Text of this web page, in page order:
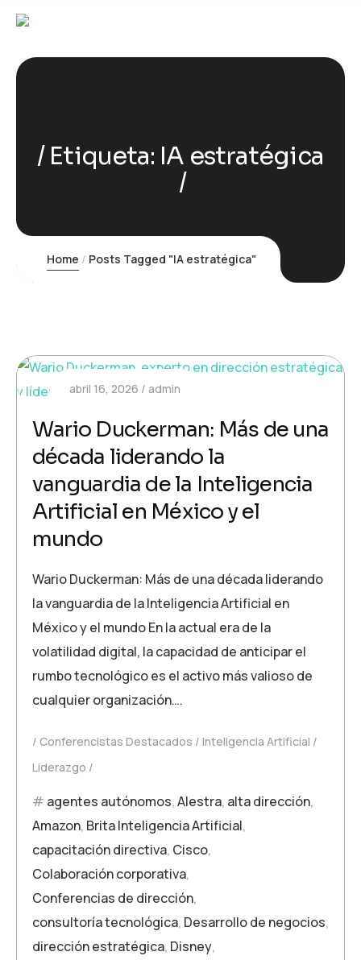
Etiqueta: IA estratégica
Home Posts Tagged "IA estratégica"
abril 16, 2026 admin
Wario Duckerman: Más de una
década liderando la
vanguardia de la Inteligencia
Artificial en México y el
mundo
Wario Duckerman: Más de una década liderando
la vanguardia de la Inteligencia Artificial en
México y el mundo En la actual era de la
volatilidad digital, la capacidad de anticipar el
rumbo tecnológico es el activo más valioso de
cualquier organización….
Conferencistas Destacados
Inteligencia Artificial
Liderazgo
agentes autónomos,Alestra, alta dirección,
Amazon, Brita Inteligencia Artificial,
capacitación directiva, Cisco,
Colaboración corporativa,
Conferencias de dirección,
consultoría tecnológica, Desarrollo de negocios,
dirección estratégica, Disney,